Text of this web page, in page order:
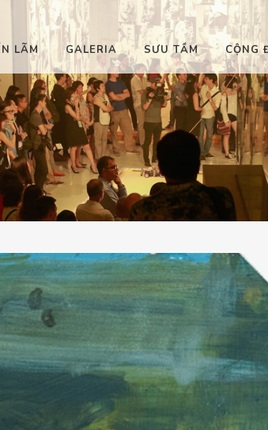
LÃM GALERIA SƯU TẦM CỘNG